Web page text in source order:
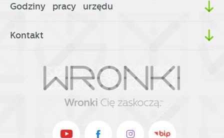
Godziny pracy urzędu
Kontakt